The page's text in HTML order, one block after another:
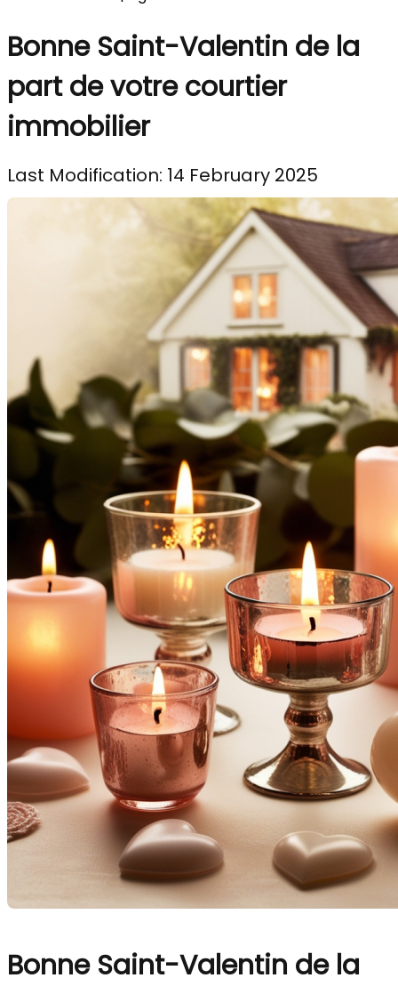
Bonne Saint-Valentin de la
part de votre courtier
immobilier
Last Modification: 14 February 2025
Bonne Saint-Valentin de la